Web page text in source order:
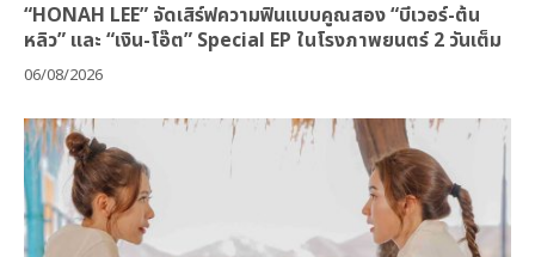
“HONAH LEE” จัดเสิร์ฟความฟินแบบคูณสอง “บีเวอร์-ต้น
หลิว” และ “เงิน-โอ๊ต” Special EP ในโรงภาพยนตร์ 2 วันเต็ม
06/08/2026